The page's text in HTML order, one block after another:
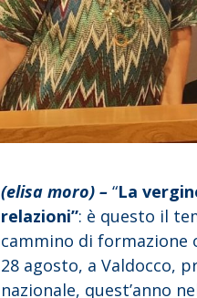
(elisa moro) – “La
relazioni”: è questo il
cammino di formazione
28 agosto, a Valdocco,
nazionale, quest’anno